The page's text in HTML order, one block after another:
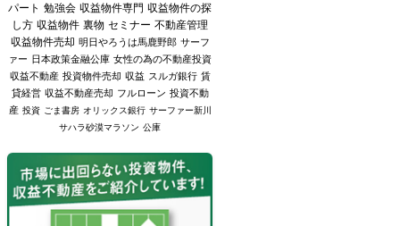
パート 勉強会 収益物件専門 収益物件の探
し方 収益物件 裏物 セミナー 不動産管理
収益物件売却 明日やろうは馬鹿野郎 サーフ
ァー 日本政策金融公庫 女性の為の不動産投資
収益不動産 投資物件売却 収益 スルガ銀行 賃
貸経営 収益不動産売却 フルローン 投資不動
産 投資 ごま書房 オリックス銀行 サーファー新川
サハラ砂漠マラソン 公庫